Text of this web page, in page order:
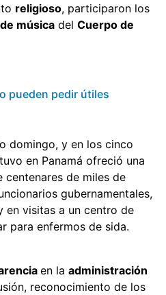
religioso, participaron los
música del Cuerpo de
pueden pedir útiles
domingo, y en los cinco
en Panamá ofreció una
centenares de miles de
gubernamentales,
en visitas a un centro de
para enfermos de sida.
en la administración
reconocimiento de los